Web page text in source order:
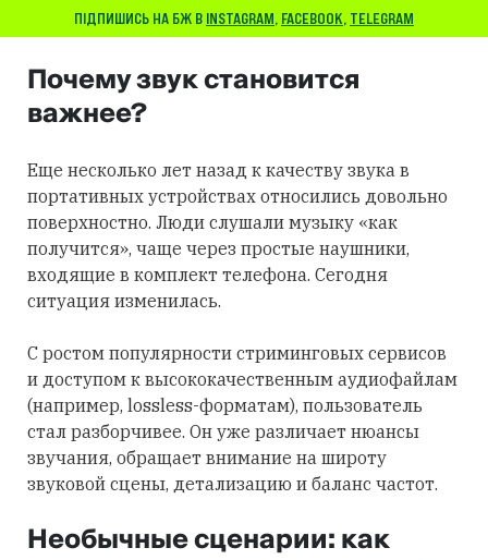
ПІДПИШИСЬ НА БЖ В INSTAGRAM, FACEBOOK, TELEGRAM
Почему звук становится
важнее?
Еще несколько лет назад к качеству звука в
портативных устройствах относились довольно
поверхностно. Люди слушали музыку «как
получится», чаще через простые наушники,
входящие в комплект телефона. Сегодня
ситуация изменилась.
С ростом популярности стриминговых сервисов
и доступом к высококачественным аудиофайлам
(например, lossless-форматам), пользователь
стал разборчивее. Он уже различает нюансы
звучания, обращает внимание на широту
звуковой сцены, детализацию и баланс частот.
Необычные сценарии: как